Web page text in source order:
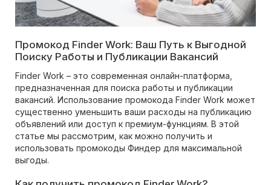
Промокод Finder Work: Ваш Путь к Выгодной
Поиску Работы и Публикации Вакансий
Finder Work – это современная онлайн-платформа,
предназначенная для поиска работы и публикации
вакансий. Использование промокода Finder Work может
существенно уменьшить ваши расходы на публикацию
объявлений или доступ к премиум-функциям. В этой
статье мы рассмотрим, как можно получить и
использовать промокоды Финдер для максимальной
выгоды.